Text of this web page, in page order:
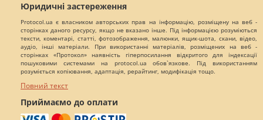
Юридичні застереження
Protocol.ua є власником авторських прав на інформацію, розміщену на веб -
сторінках даного ресурсу, якщо не вказано інше. Під інформацією розуміються
тексти, коментарі, статті, фотозображення, малюнки, ящик-шота, скани, відео,
аудіо, інші матеріали. При використанні матеріалів, розміщених на веб -
сторінках «Протокол» наявність гіперпосилання відкритого для індексації
пошуковими системами на protocol.ua обов`язкове. Під використанням
розуміється копіювання, адаптація, рерайтинг, модифікація тощо.
Повний текст
Приймаємо до оплати